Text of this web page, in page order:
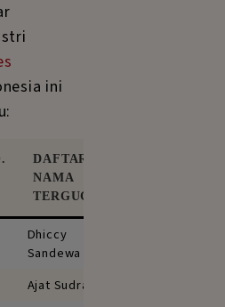
ini
DAFTAR
NAMA
TERGUGAT
Dhiccy
Sandewa
Ajat Sudrajat